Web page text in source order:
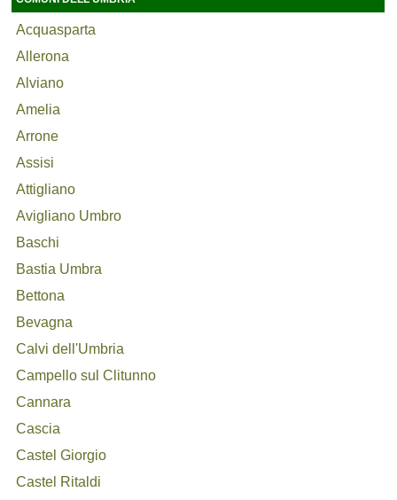
Acquasparta
Allerona
Alviano
Amelia
Arrone
Assisi
Attigliano
Avigliano Umbro
Baschi
Bastia Umbra
Bettona
Bevagna
Calvi dell'Umbria
Campello sul Clitunno
Cannara
Cascia
Castel Giorgio
Castel Ritaldi